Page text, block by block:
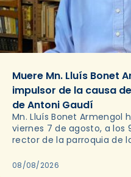
Muere Mn. Lluís Bonet
impulsor de la causa
de Antoni Gaudí
Mn. Lluís Bonet Armengol
viernes 7 de agosto, a los
rector de la parroquia de
08/08/2026